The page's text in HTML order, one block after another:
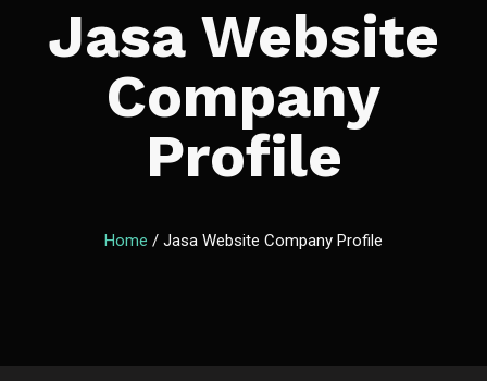
Jasa Website
Company
Profile
Home / Jasa Website Company Profile